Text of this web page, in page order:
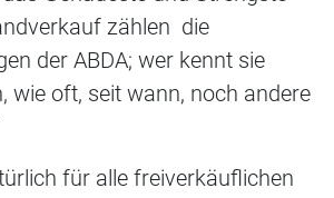
zählen die
der ABDA; wer kennt sie
wie oft, seit wann, noch andere
für alle freiverkäuflichen